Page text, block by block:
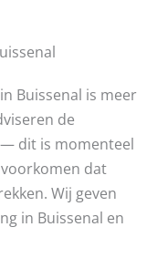
Buissenal is meer
de
dit is momenteel
dat
Wij geven
in Buissenal en